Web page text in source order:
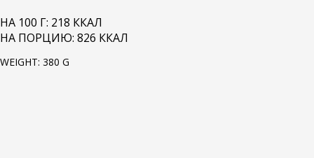
НА 100 Г: 218 ККАЛ
НА ПОРЦИЮ: 826 ККАЛ
WEIGHT: 380 G